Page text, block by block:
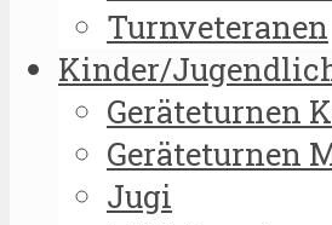
Turnveteranen
Kinder/
Geräteturnen
Geräteturnen
Jugi